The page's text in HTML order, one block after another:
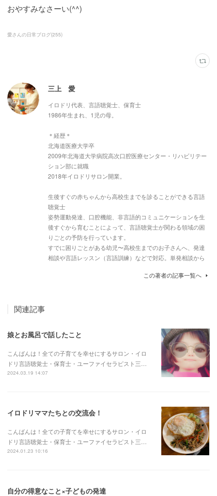
おやすみなさーい(^^)
愛さんの日常ブログ(255)
三上 愛
イロドリ代表、言語聴覚士、保育士
1986年生まれ、1児の母。
＊経歴＊
北海道医療大学卒
2009年北海道大学病院高次口腔医療センター・リハビリテー
ション部に就職
2018年イロドリサロン開業。
生後すぐの赤ちゃんから高校生までを診ることができる言語
聴覚士
姿勢運動発達、口腔機能、非言語的コミュニケーションを生
後すぐから育むことによって、言語聴覚士が関わる領域の困
りごとの予防を行っています。
すでに困りごとがある幼児〜高校生までのお子さんへ、発達
相談や言語レッスン（言語訓練）などで対応。単発相談から
この著者の記事一覧へ
関連記事
娘とお風呂で話したこと
こんばんは！全ての子育てを幸せにするサロン・イロ
ドリ言語聴覚士・保育士・ユーファイセラピスト三…
2024.03.19 14:07
イロドリママたちとの交流会！
こんばんは！全ての子育てを幸せにするサロン・イロ
ドリ言語聴覚士・保育士・ユーファイセラピスト三…
2024.01.23 10:16
自分の得意なこと×子どもの発達